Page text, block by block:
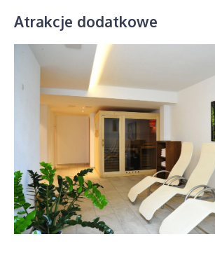
Atrakcje dodatkowe